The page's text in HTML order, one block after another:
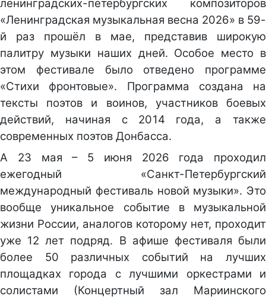
ленинградских-петербургских композиторов
«Ленинградская музыкальная весна 2026» в 59-
й раз прошёл в мае, представив широкую
палитру музыки наших дней. Особое место в
этом фестивале было отведено программе
«Стихи фронтовые». Программа создана на
тексты поэтов и воинов, участников боевых
действий, начиная с 2014 года, а также
современных поэтов Донбасса.
А 23 мая – 5 июня 2026 года проходил
ежегодный «Санкт-Петербургский
международный фестиваль новой музыки». Это
вообще уникальное событие в музыкальной
жизни России, аналогов которому нет, проходит
уже 12 лет подряд. В афише фестиваля были
более 50 различных событий на лучших
площадках города с лучшими оркестрами и
солистами (Концертный зал Мариинского